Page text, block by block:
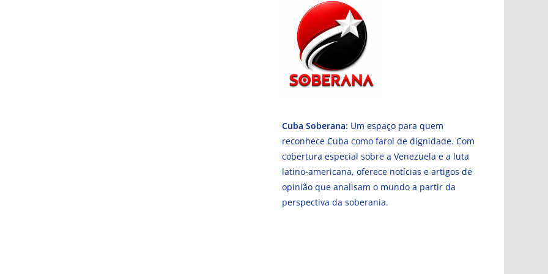
Cuba Soberana: Um espaço para quem
reconhece Cuba como farol de dignidade. Com
cobertura especial sobre a Venezuela e a luta
latino-americana, oferece notícias e artigos de
opinião que analisam o mundo a partir da
perspectiva da soberania.